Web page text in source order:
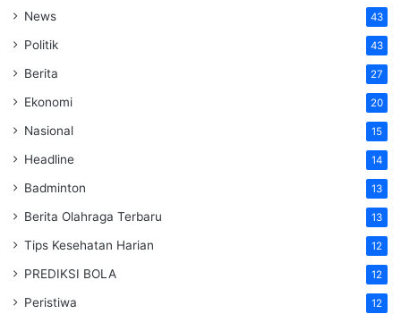
News 43
Politik 43
Berita 27
Ekonomi 20
Nasional 15
Headline 14
Badminton 13
Berita Olahraga Terbaru 13
Tips Kesehatan Harian 12
PREDIKSI BOLA 12
Peristiwa 12